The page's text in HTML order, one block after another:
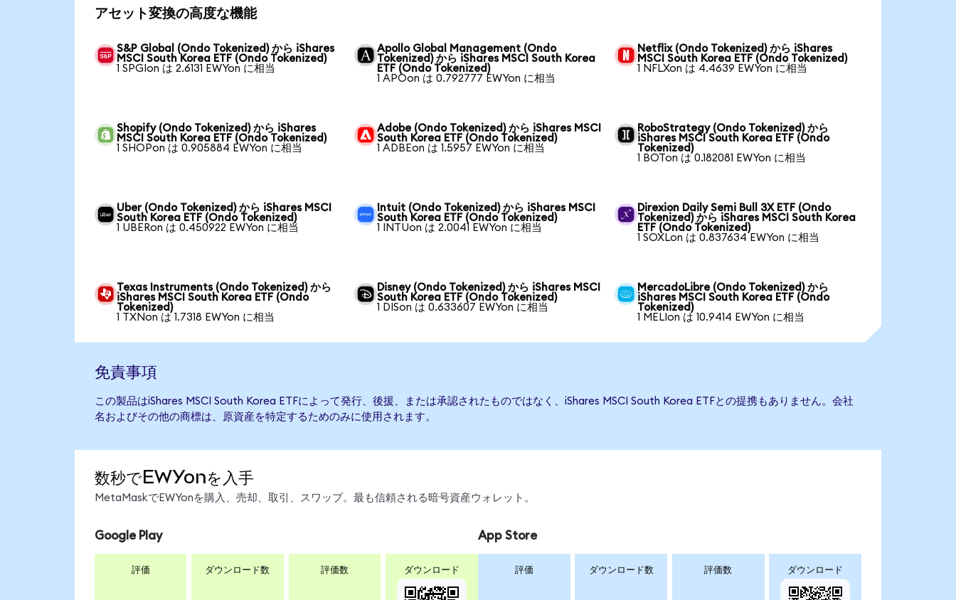
アセット変換の高度な機能
S&P Global (Ondo Tokenized) から iShares
MSCI South Korea ETF (Ondo Tokenized)
1 SPGIon は 2.6131 EWYon に相当
Apollo Global Management (Ondo
Tokenized) から iShares MSCI South Korea
ETF (Ondo Tokenized)
1 APOon は 0.792777 EWYon に相当
Netflix (Ondo Tokenized) から iShares
MSCI South Korea ETF (Ondo Tokenized)
1 NFLXon は 4.4639 EWYon に相当
Shopify (Ondo Tokenized) から iShares
MSCI South Korea ETF (Ondo Tokenized)
1 SHOPon は 0.905884 EWYon に相当
Adobe (Ondo Tokenized) から iShares MSCI
South Korea ETF (Ondo Tokenized)
1 ADBEon は 1.5957 EWYon に相当
RoboStrategy (Ondo Tokenized) から
iShares MSCI South Korea ETF (Ondo
Tokenized)
1 BOTon は 0.182081 EWYon に相当
Uber (Ondo Tokenized) から iShares MSCI
South Korea ETF (Ondo Tokenized)
1 UBERon は 0.450922 EWYon に相当
Intuit (Ondo Tokenized) から iShares MSCI
South Korea ETF (Ondo Tokenized)
1 INTUon は 2.0041 EWYon に相当
Direxion Daily Semi Bull 3X ETF (Ondo
Tokenized) から iShares MSCI South Korea
ETF (Ondo Tokenized)
1 SOXLon は 0.837634 EWYon に相当
Texas Instruments (Ondo Tokenized) から
iShares MSCI South Korea ETF (Ondo
Tokenized)
1 TXNon は 1.7318 EWYon に相当
Disney (Ondo Tokenized) から iShares MSCI
South Korea ETF (Ondo Tokenized)
1 DISon は 0.633607 EWYon に相当
MercadoLibre (Ondo Tokenized) から
iShares MSCI South Korea ETF (Ondo
Tokenized)
1 MELIon は 10.9414 EWYon に相当
免責事項
この製品はiShares MSCI South Korea ETFによって発行、後援、または承認されたものではなく、iShares MSCI South Korea ETFとの提携もありません。会社
名およびその他の商標は、原資産を特定するためのみに使用されます。
数秒でEWYonを入手
MetaMaskでEWYonを購入、売却、取引、スワップ。最も信頼される暗号資産ウォレット。
Google Play
評価 ダウンロード数 評価数 ダウンロード
App Store
評価 ダウンロード数 評価数 ダウンロード